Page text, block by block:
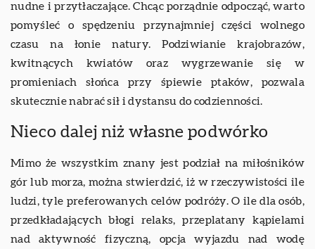
nudne i przytłaczające. Chcąc porządnie odpocząć, warto
pomyśleć o spędzeniu przynajmniej części wolnego
czasu na łonie natury. Podziwianie krajobrazów,
kwitnących kwiatów oraz wygrzewanie się w
promieniach słońca przy śpiewie ptaków, pozwala
skutecznie nabrać sił i dystansu do codzienności.
Nieco dalej niż własne podwórko
Mimo że wszystkim znany jest podział na miłośników
gór lub morza, można stwierdzić, iż w rzeczywistości ile
ludzi, tyle preferowanych celów podróży. O ile dla osób,
przedkładających błogi relaks, przeplatany kąpielami
nad aktywność fizyczną, opcja wyjazdu nad wodę